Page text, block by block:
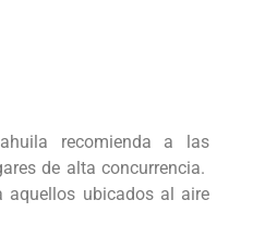
recomienda a las
de alta concurrencia.
aquellos ubicados al aire